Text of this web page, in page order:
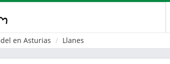
en Asturias Llanes